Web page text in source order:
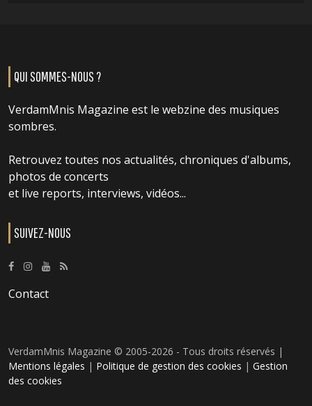
QUI SOMMES-NOUS ?
VerdamMnis Magazine est le webzine des musiques
sombres.
Retrouvez toutes nos actualités, chroniques d'albums,
photos de concerts
et live reports, interviews, vidéos...
SUIVEZ-NOUS
Contact
VerdamMnis Magazine © 2005-2026 - Tous droits réservés |
Mentions légales | Politique de gestion des cookies | Gestion
des cookies